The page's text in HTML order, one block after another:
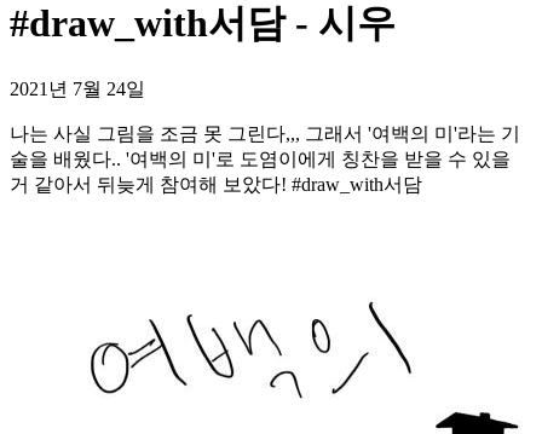
#draw_with서담 - 시우
2021년 7월 24일
나는 사실 그림을 조금 못 그린다,,, 그래서 '여백의 미'라는 기
술을 배웠다.. '여백의 미'로 도염이에게 칭찬을 받을 수 있을
거 같아서 뒤늦게 참여해 보았다! #draw_with서담